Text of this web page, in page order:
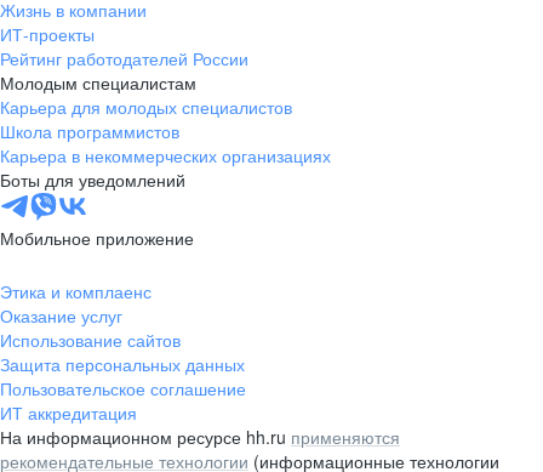
Жизнь в компании
ИТ-проекты
Рейтинг работодателей России
Молодым специалистам
Карьера для молодых специалистов
Школа программистов
Карьера в некоммерческих организациях
Боты для уведомлений
Мобильное приложение
Этика и комплаенс
Оказание услуг
Использование сайтов
Защита персональных данных
Пользовательское соглашение
ИТ аккредитация
На информационном ресурсе hh.ru применяются
рекомендательные технологии (информационные технологии